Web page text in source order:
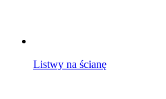
Listwy na ścianę